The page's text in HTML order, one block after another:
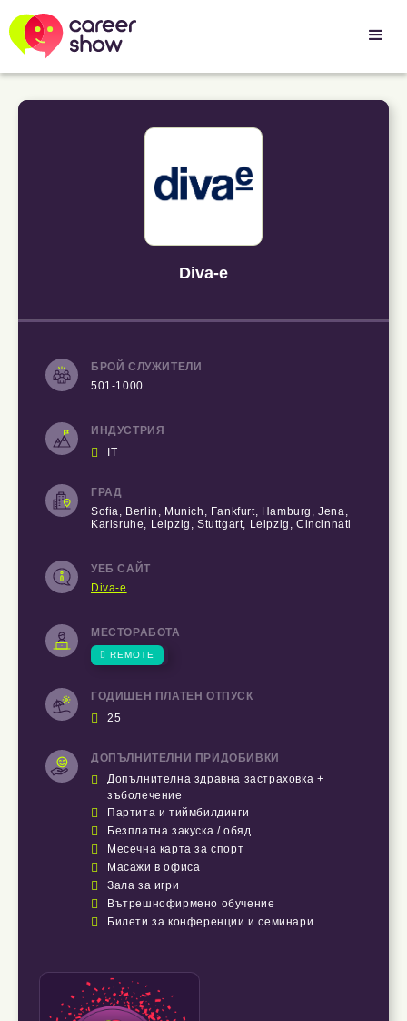
Diva-e
БРОЙ СЛУЖИТЕЛИ
501-1000
ИНДУСТРИЯ
 IT
ГРАД
Sofia, Berlin, Munich, Fankfurt, Hamburg, Jena,
Karlsruhe, Leipzig, Stuttgart, Leipzig, Cincinnati
УЕБ САЙТ
Diva-e
МЕСТОРАБОТА
 REMOTE
ГОДИШЕН ПЛАТЕН ОТПУСК
 25
ДОПЪЛНИТЕЛНИ ПРИДОБИВКИ

Допълнителна здравна застраховка +
зъболечение
 Партита и тиймбилдинги
 Безплатна закуска / обяд
 Месечна карта за спорт
 Масажи в офиса
 Зала за игри
 Вътрешнофирмено обучение
 Билети за конференции и семинари